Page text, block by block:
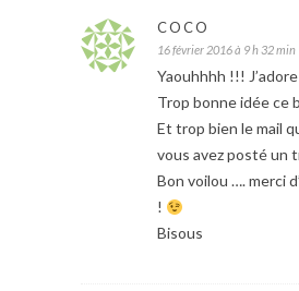
COCO
16 février 2016 à 9 h 32 min
Yaouhhhh !!!
Trop bonne idée ce
Et trop bien le mail
vous avez posté un
Bon voilou …. merci
!
Bisous